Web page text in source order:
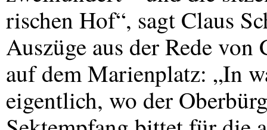
rischen Hof“, sagt Claus
Auszüge aus der Rede von
auf dem Marienplatz: „In
eigentlich, wo der